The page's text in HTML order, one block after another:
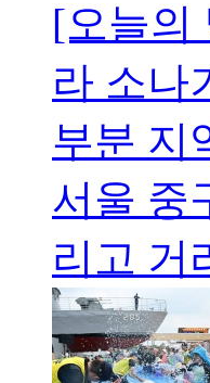
[오늘의
라 소나
부분 지
서울 중
리고 거